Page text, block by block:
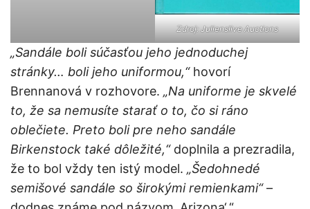
Zdroj: Julienslive Auctions
„Sandále boli súčasťou jeho jednoduchej
stránky… boli jeho uniformou,“hovorí
Brennanová v rozhovore. „Na uniforme je skvelé
to, že sa nemusíte starať o to, čo si ráno
oblečiete. Preto boli pre neho sandále
Birkenstock také dôležité,“doplnila a prezradila,
že to bol vždy ten istý model. „Šedohnedé
semišové sandále so širokými remienkami“–